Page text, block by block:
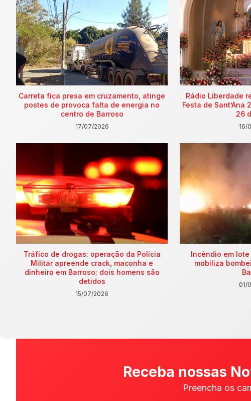
Carreta fica presa em cruzamento, atinge
postes de provoca falta de energia no
centro de Barroso
17/07/2026
Rádio Liberdade
Festa de Sant’Ana
26
16/
Tráfico de drogas: operação da Polícia
Militar apreende crack, maconha e
dinheiro em Barroso; dois homens são
detidos
15/07/2026
Incêndio em
mobiliza
01/
Receba nossas
Preencha os